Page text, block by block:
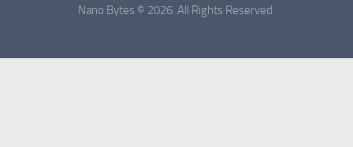
Nano Bytes © 2026. All Rights Reserved.